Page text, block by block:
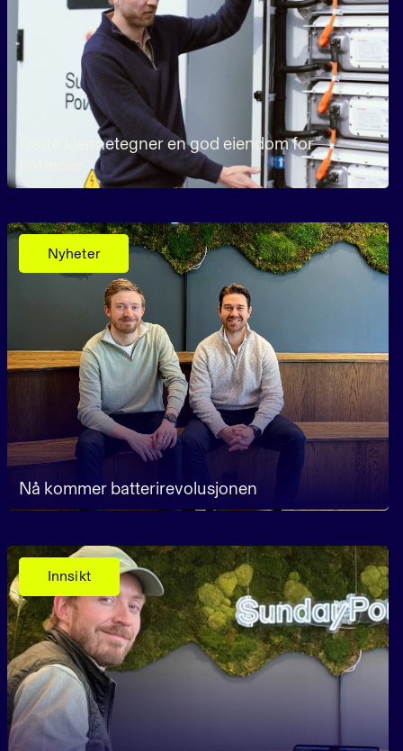
Dette kjennetegner en god eiendom for
Nyheter
Nå kommer batterirevolusjonen
Innsikt